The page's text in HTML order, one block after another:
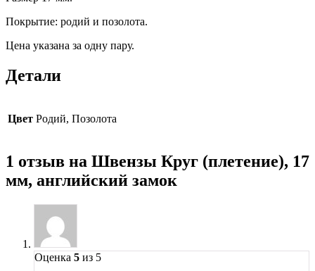
Покрытие: родий и позолота.
Цена указана за одну пару.
Детали
Цвет Родий, Позолота
1 отзыв на Швензы Круг (плетение), 17
мм, английский замок
Оценка 5 из 5